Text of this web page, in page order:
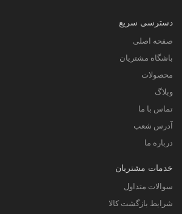
دسترسی سریع
صفحه اصلی
باشگاه مشتریان
محصولات
وبلاگ
تماس با ما
آدرس شعب
درباره ما
خدمات مشتریان
سوالات متداول
شرایط بازگشت کالا